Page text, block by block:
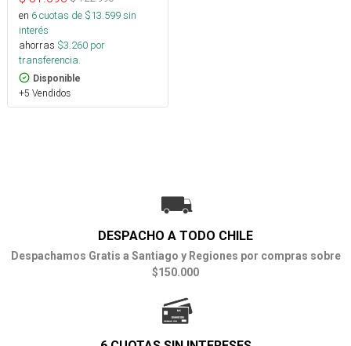
en 6cuotas de $13.599sin
interés
ahorras $3.260 por
transferencia.
Disponible
+5 Vendidos
DESPACHO A TODO CHILE
Despachamos Gratis a Santiago y Regiones por compras sobre
$150.000